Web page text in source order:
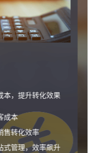
本，提升转化效果
成本
售转化效率
式管理，效率飙升